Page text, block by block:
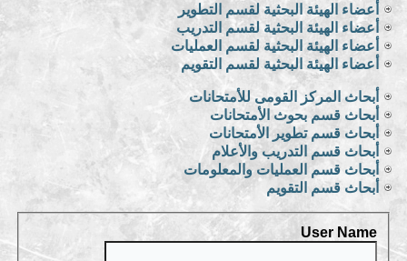
أعضاء الهيئة البحثية لقسم التطوير
أعضاء الهيئة البحثية لقسم التدريب
أعضاء الهيئة البحثية لقسم العمليات
أعضاء الهيئة البحثية لقسم التقويم
أبحاث المركز القومى للأمتحانات
أبحاث قسم بحوث الأمتحانات
أبحاث قسم تطوير الأمتحانات
أبحاث قسم التدريب والأعلام
أبحاث قسم العمليات والمعلومات
أبحاث قسم التقويم
User Name